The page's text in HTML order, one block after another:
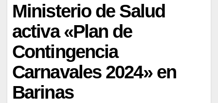
Ministerio de Salud
activa «Plan de
Contingencia
Carnavales 2024» en
Barinas